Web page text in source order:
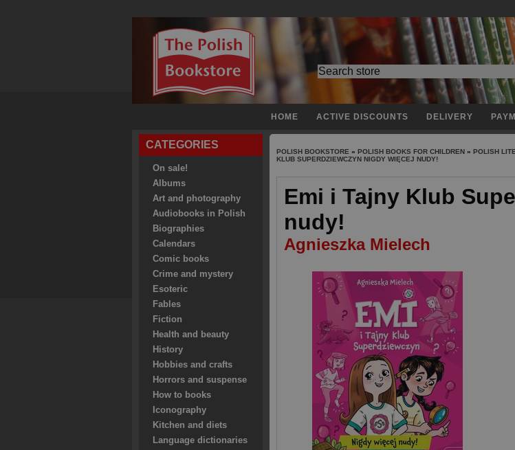
HOME ACTIVE DISCOUNTS DELIVERY
CATEGORIES
On sale!
Albums
Art and photography
Audiobooks in Polish
Biographies
Calendars
Comic books
Crime and mystery
Esoteric
Fables
Fiction
Health and beauty
History
Hobbies and crafts
Horrors and suspense
How to books
Iconography
Kitchen and diets
Language dictionaries
POLISH BOOKSTORE » POLISH BOOKS FOR CHILDREN » POLISH
KLUB SUPERDZIEWCZYN NIGDY WIĘCEJ NUDY!
Emi i Tajny Klub
nudy!
Agnieszka Mielech